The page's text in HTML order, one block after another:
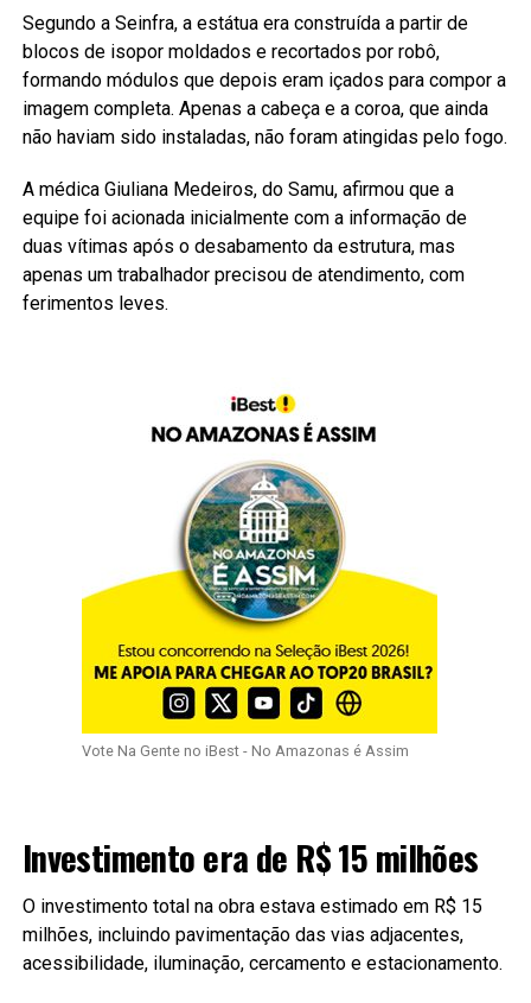
Segundo a Seinfra, a estátua era construída a partir de
blocos de isopor moldados e recortados por robô,
formando módulos que depois eram içados para compor a
imagem completa. Apenas a cabeça e a coroa, que ainda
não haviam sido instaladas, não foram atingidas pelo fogo.
A médica Giuliana Medeiros, do Samu, afirmou que a
equipe foi acionada inicialmente com a informação de
duas vítimas após o desabamento da estrutura, mas
apenas um trabalhador precisou de atendimento, com
ferimentos leves.
Vote Na Gente no iBest - No Amazonas é Assim
Investimento era de R$ 15 milhões
O investimento total na obra estava estimado em R$ 15
milhões, incluindo pavimentação das vias adjacentes,
acessibilidade, iluminação, cercamento e estacionamento.